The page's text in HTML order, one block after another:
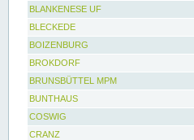
BLANKENESE UF
BLECKEDE
BOIZENBURG
BROKDORF
BRUNSBÜTTEL MPM
BUNTHAUS
COSWIG
CRANZ